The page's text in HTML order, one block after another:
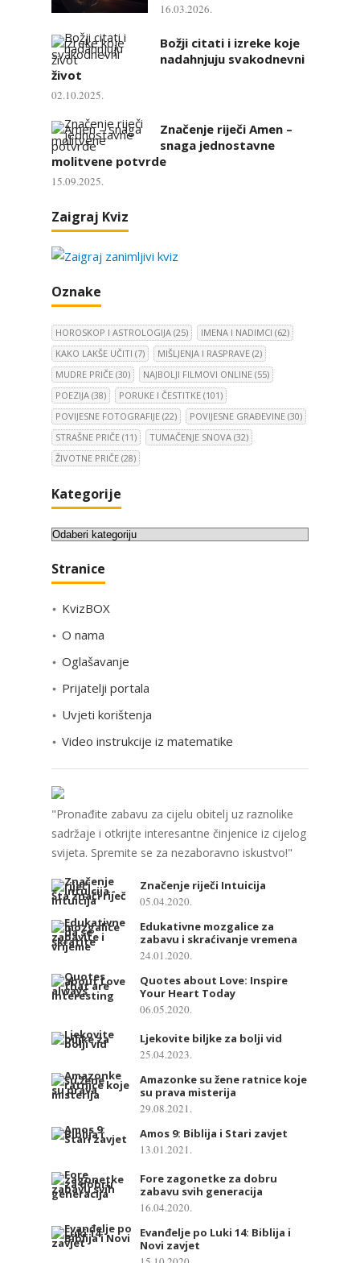
16.03.2026.
Božji citati i izreke koje
nadahnjuju svakodnevni
život
02.10.2025.
Značenje riječi Amen –
snaga jednostavne
molitvene potvrde
15.09.2025.
Zaigraj Kviz
Oznake
HOROSKOP I ASTROLOGIJA (25) IMENA I NADIMCI (62)
KAKO LAKŠE UČITI (7) MIŠLJENJA I RASPRAVE (2)
MUDRE PRIČE (30) NAJBOLJI FILMOVI ONLINE (55)
POEZIJA (38) PORUKE I ČESTITKE (101)
POVIJESNE FOTOGRAFIJE (22) POVIJESNE GRAĐEVINE (30)
STRAŠNE PRIČE (11) TUMAČENJE SNOVA (32)
ŽIVOTNE PRIČE (28)
Kategorije
K
t
g
i
j
Stranice
KvizBOX
O nama
Oglašavanje
Prijatelji portala
Uvjeti korištenja
Video instrukcije iz matematike
"Pronađite zabavu za cijelu obitelj uz raznolike
sadržaje i otkrijte interesantne činjenice iz cijelog
svijeta. Spremite se za nezaboravno iskustvo!"
Značenje riječi Intuicija
05.04.2020.
Edukativne mozgalice za
zabavu i skraćivanje vremena
24.01.2020.
Quotes about Love: Inspire
Your Heart Today
06.05.2020.
Ljekovite biljke za bolji vid
25.04.2023.
Amazonke su žene ratnice koje
su prava misterija
29.08.2021.
Amos 9: Biblija i Stari zavjet
13.01.2021.
Fore zagonetke za dobru
zabavu svih generacija
16.04.2020.
Evanđelje po Luki 14: Biblija i
Novi zavjet